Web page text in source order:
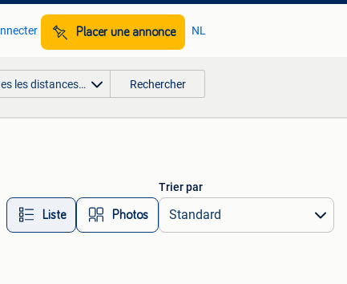
Placer une annonce NL
les distances… Rechercher
Liste Photos
Trier par